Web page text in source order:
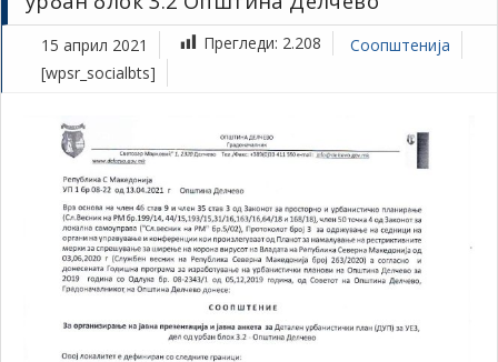
15 април 2021 Прегледи: 2.208
Соопштенија
[wpsr_socialbts]